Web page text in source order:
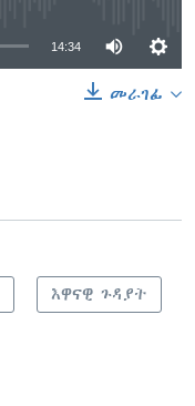
14:34
መራገፊ
እዋናዊ ጉዳያት